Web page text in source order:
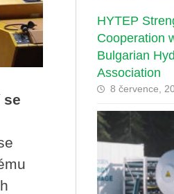
se
HYTEP
Cooperation
Bulgarian
Association
8 července,